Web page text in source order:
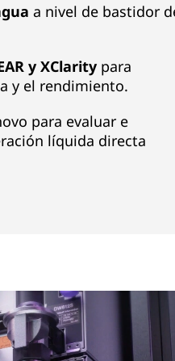
a nivel de bastidor
y XClarity para
y el rendimiento.
para evaluar e
líquida directa